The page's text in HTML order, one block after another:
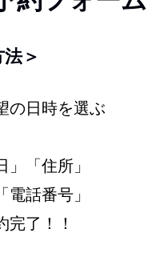
＞
の日時を選ぶ
」「住所」
電話番号」
完了！！